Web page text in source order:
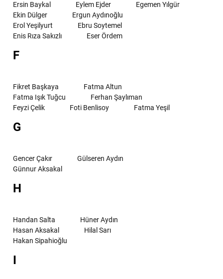
Ersin Baykal Eylem Ejder
Egemen Yılgür
Ekin Dülger
Ergun Aydınoğlu
Erol Yeşilyurt
Ebru Soytemel
Enis Rıza Sakızlı
Eser Ördem
F
Fikret Başkaya
Fatma Altun
Fatma Işık Tuğcu
Ferhan Şaylıman
Feyzi Çelik
Foti Benlisoy Fatma Yeşil
G
Gencer Çakır
Gülseren Aydın
Günnur Aksakal
H
Handan Salta
Hüner Aydın
Hasan Aksakal
Hilal Sarı
Hakan Sipahioğlu
I